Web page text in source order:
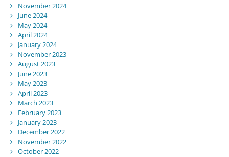
November 2024
June 2024
May 2024
April 2024
January 2024
November 2023
August 2023
June 2023
May 2023
April 2023
March 2023
February 2023
January 2023
December 2022
November 2022
October 2022